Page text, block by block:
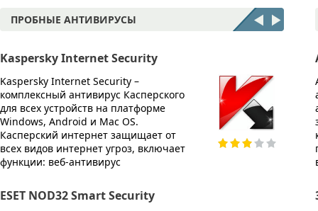
ПРОБНЫЕ АНТИВИРУСЫ
Kaspersky Internet Security
Kaspersky Internet Security –
комплексный антивирус Касперского
для всех устройств на платформе
Windows, Android и Mac OS.
Касперский интернет защищает от
всех видов интернет угроз, включает
функции: веб-антивирус
ESET NOD32 Smart Security